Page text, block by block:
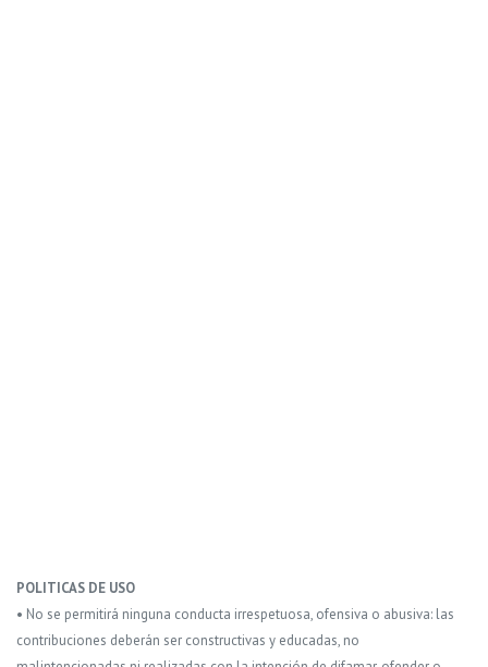
POLITICAS DE USO
• No se permitirá ninguna conducta irrespetuosa, ofensiva o abusiva: las
contribuciones deberán ser constructivas y educadas, no